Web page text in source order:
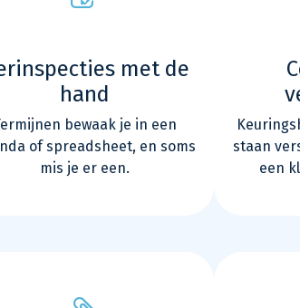
met de
hand
bewaak je in een
of spreadsheet, en soms
mis je er een.
staan
een